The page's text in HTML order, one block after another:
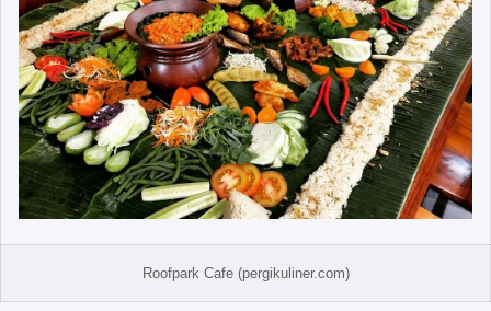
Roofpark Cafe (pergikuliner.com)